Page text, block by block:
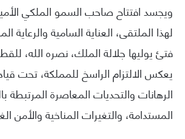
ويجسد افتتاح صاحب السمو الملكي
لهذا الملتقى، العناية السامية والرعاية
فتئ يوليها جلالة الملك، نصره الله،
يعكس الالتزام الراسخ للمملكة، تحت
الرهانات والتحديات المعاصرة المرتبطة
المستدامة، والتغيرات المناخية والأمن